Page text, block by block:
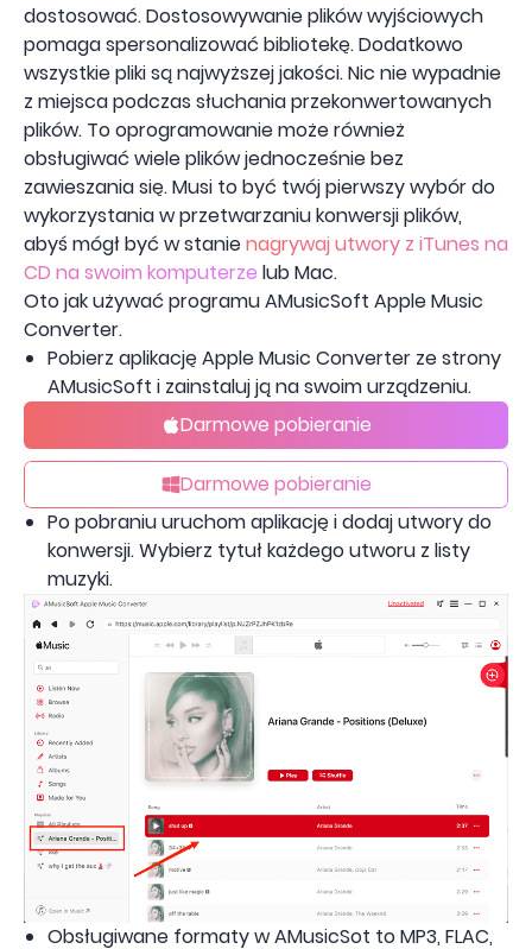
dostosować. Dostosowywanie plików wyjściowych
pomaga spersonalizować bibliotekę. Dodatkowo
wszystkie pliki są najwyższej jakości. Nic nie wypadnie
z miejsca podczas słuchania przekonwertowanych
plików. To oprogramowanie może również
obsługiwać wiele plików jednocześnie bez
zawieszania się. Musi to być twój pierwszy wybór do
wykorzystania w przetwarzaniu konwersji plików,
abyś mógł być w stanienagrywaj utwory z iTunes na
CD na swoim komputerze lub Mac.
Oto jak używać programu AMusicSoft Apple Music
Converter.
Pobierz aplikację Apple Music Converter ze strony
AMusicSoft i zainstaluj ją na swoim urządzeniu.
Darmowe pobieranie
Darmowe pobieranie
Po pobraniu uruchom aplikację i dodaj utwory do
konwersji. Wybierz tytuł każdego utworu z listy
muzyki.
Obsługiwane formaty w AMusicSot to MP3, FLAC,